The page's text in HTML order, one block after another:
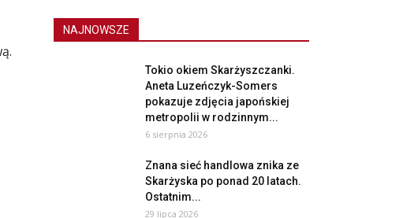
NAJNOWSZE
Tokio okiem Skarżyszczanki.
Aneta Luzeńczyk-Somers
pokazuje zdjęcia japońskiej
metropolii w rodzinnym...
6 sierpnia 2026
Znana sieć handlowa znika ze
Skarżyska po ponad 20 latach.
Ostatnim...
29 lipca 2026